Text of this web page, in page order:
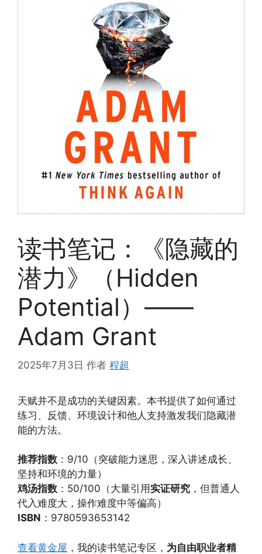
读书笔记：《隐藏的
潜力》（Hidden
Potential）——
Adam Grant
2025年7月3日 作者 程超
天赋并不是成功的关键因素。本书提供了如何通过
练习、反馈、环境设计和他人支持激发我们隐藏潜
能的方法。
推荐指数 ：9/10（突破能力迷思，深入讲述成长、
坚持和环境的力量）
鸡汤指数 ：50/100（大量引用 实证研究 ，但普通人
代入难度大，操作难度中等偏高）
ISBN ：9780593653142
查看黄金屋 ，我的读书笔记专区， 为自由职业者精